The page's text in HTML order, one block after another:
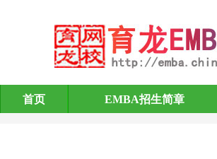
EMBA招生简章
首页 EMBA招生简章